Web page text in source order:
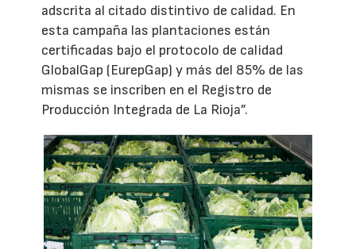
adscrita al citado distintivo de calidad. En
esta campaña las plantaciones están
certificadas bajo el protocolo de calidad
GlobalGap (EurepGap) y más del 85% de las
mismas se inscriben en el Registro de
Producción Integrada de La Rioja”.